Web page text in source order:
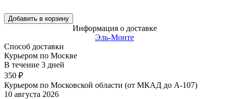
Добавить в корзину
Информация о доставке
Эль-Монте
Способ доставки
Курьером по Москве
В течение 3 дней
350 ₽
Курьером по Московской области (от МКАД до А-107)
10 августа 2026